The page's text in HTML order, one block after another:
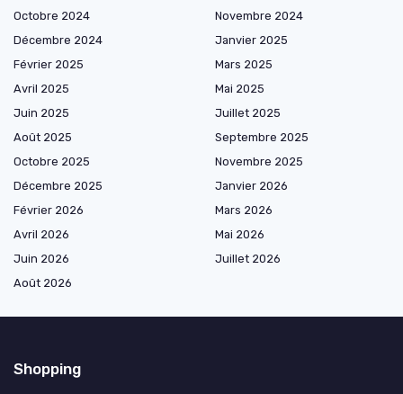
Octobre 2024
Novembre 2024
Décembre 2024
Janvier 2025
Février 2025
Mars 2025
Avril 2025
Mai 2025
Juin 2025
Juillet 2025
Août 2025
Septembre 2025
Octobre 2025
Novembre 2025
Décembre 2025
Janvier 2026
Février 2026
Mars 2026
Avril 2026
Mai 2026
Juin 2026
Juillet 2026
Août 2026
Shopping